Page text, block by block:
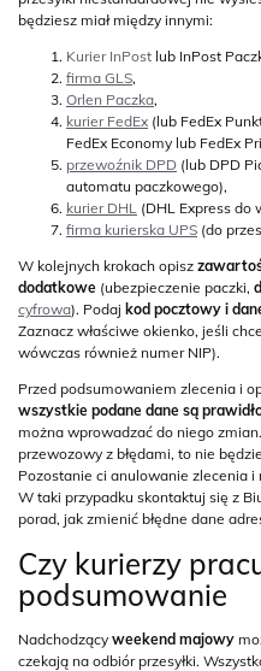
będziesz miał między innymi:
Kurier InPost lub InPost
firma GLS,
Orlen Paczka,
kurier FedEx (lub FedEx
FedEx Economy lub FedEx
przewoźnik DPD (lub DPD
automatu paczkowego),
kurier DHL (DHL Express do
firma kurierska UPS (do
W kolejnych krokach opisz
dodatkowe (ubezpieczenie paczki,
cyfrowa). Podaj kod pocztowy i
Zaznacz właściwe okienko, jeśli
wówczas również numer NIP).
Przed podsumowaniem zlecenia i
wszystkie podane dane są
można wprowadzać do niego
przewozowy z błędami, to nie
Pozostanie ci anulowanie zlecenia i
W taki przypadku skontaktuj się z
porad, jak zmienić błędne dane
Czy kurierzy
podsumowanie
Nadchodzący weekend majowy
czekają na odbiór przesyłki.